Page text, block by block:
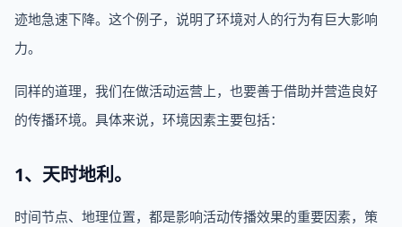
迹地急速下降。这个例子，说明了环境对人的行为有巨大影响
力。
同样的道理，我们在做活动运营上，也要善于借助并营造良好
的传播环境。具体来说，环境因素主要包括：
1、天时地利。
时间节点、地理位置，都是影响活动传播效果的重要因素，策